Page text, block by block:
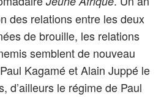
des relations entre les deux
de brouille, les relations
semblent de nouveau
Kagamé et Alain Juppé le
d’ailleurs le régime de Paul